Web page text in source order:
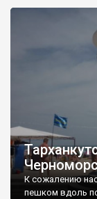
К сожалению
пешком вдоль